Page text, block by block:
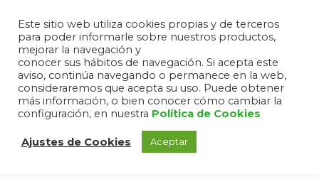
Este sitio web utiliza cookies propias y de terceros
para poder informarle sobre nuestros productos,
mejorar la navegación y
conocer sus hábitos de navegación. Si acepta este
aviso, continúa navegando o permanece en la web,
consideraremos que acepta su uso. Puede obtener
más información, o bien conocer cómo cambiar la
configuración, en nuestra Política de Cookies
Ajustes de Cookies Aceptar